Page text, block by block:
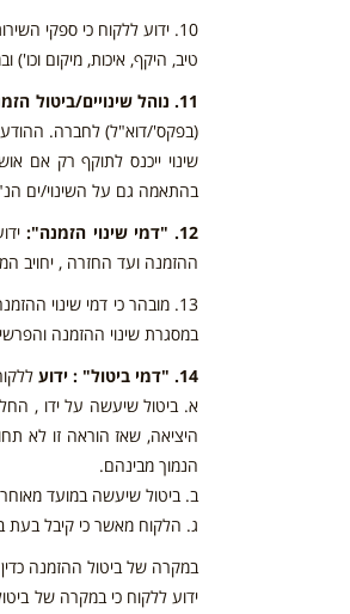
10. ידוע ללקוח כי ספקי
טיב, היקף, איכות, מיקום
11. נוהל שינויים/ביטול הזמנה:
(בפקס'/דוא"ל) לחברה.
שינוי ייכנס לתוקף רק אם
בהתאמה גם על השינוי/ים
12. "דמי שינוי הזמנה":
ההזמנה ועד החזרה , יחויב
13. מובהר כי דמי שינוי
במסגרת שינוי ההזמנה
14. "דמי ביטול" : ידוע
הנמוך מבינהם.
ב. ביטול שיעשה במועד
ג. הלקוח מאשר כי קיבל בעת
במקרה של ביטול ההזמנה כדין
ידוע ללקוח כי במקרה של